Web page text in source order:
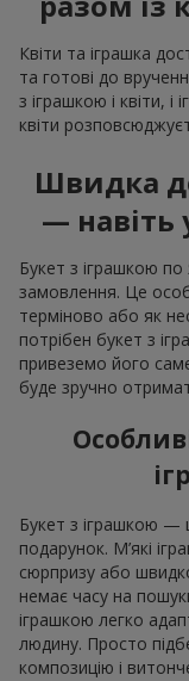
Квіти та іграшка
та готові до
з іграшкою і квіти,
квіти
Швидка
— навіть
Букет з іграшкою
замовлення. Це
терміново або як
потрібен букет з
привеземо його
буде зручно
Букет з іграшкою —
подарунок. М’які
сюрпризу або
немає часу на
іграшкою легко
людину. Просто
композицію і